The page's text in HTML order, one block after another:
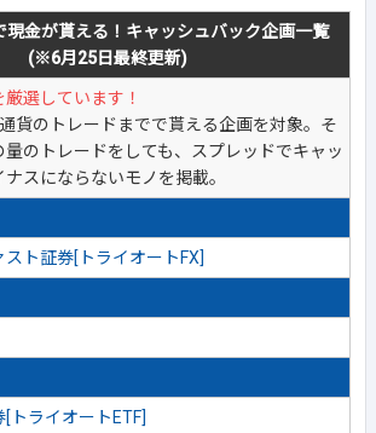
現金が貰える！キャッシュバック企画一覧
(※6月25日最終更新)
選しています！
貨のトレードまでで貰える企画を対象。そ
のトレードをしても、スプレッドでキャッ
スにならないモノを掲載。
スト証券[トライオートFX]
トライオートETF]